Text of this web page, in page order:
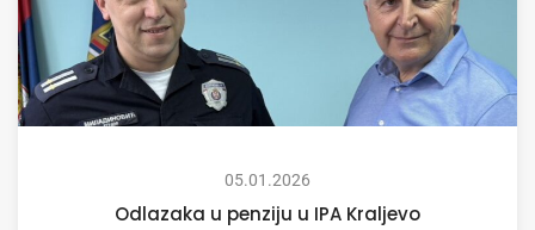
05.01.2026
Odlazaka u penziju u IPA Kraljevo